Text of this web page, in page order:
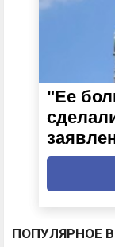
"Ее
ПОПУЛЯРНОЕ